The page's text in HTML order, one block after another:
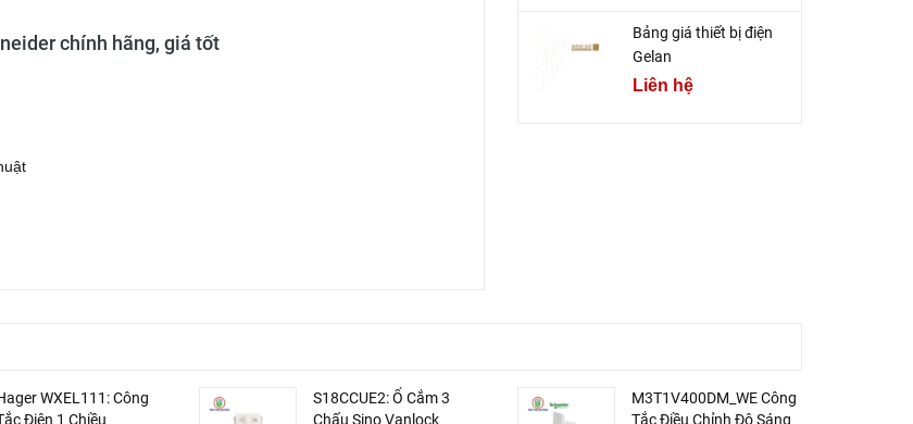
chính hãng, giá tốt
Bảng giá thiết bị điện
Gelan
Liên hệ
WXEL111: Công
Điện 1 Chiều
S18CCUE2: Ổ Cắm 3
Chấu Sino Vanlock
M3T1V400DM_WE Công
Tắc Điều Chỉnh Độ Sáng